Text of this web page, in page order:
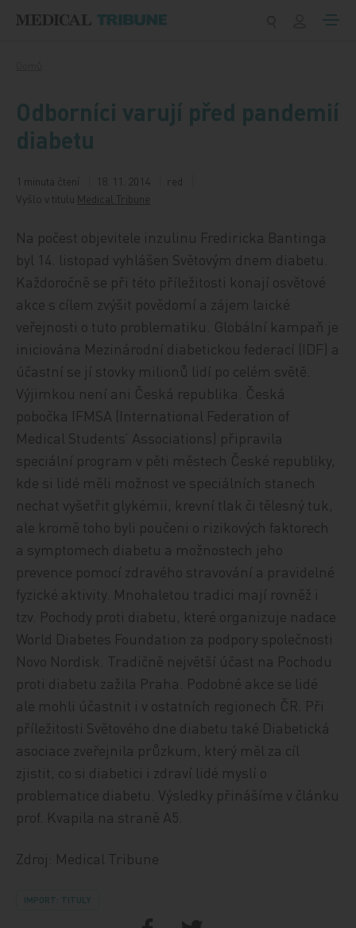
Odborníci varují před pandemií
diabetu
1 minuta čtení 18. 11. 2014
red
Vyšlo v titulu Medical Tribune
Na počest objevitele inzulinu Frediricka Bantinga
byl 14. listopad vyhlášen Světovým dnem diabetu.
Každoročně se při této příležitosti konají osvětové
akce s cílem zvýšit povědomí a zájem laické
veřejnosti o tuto problematiku. Globální kampaň je
iniciována Mezinárodní diabetickou federací (IDF) a
účastní se jí stovky milionů lidí po celém světě.
Výjimkou není ani Česká republika. Česká
pobočka IFMSA (International Federation of
Medical Students’ Associations) připravila
speciální program v pěti městech České republiky,
kde si lidé měli možnost ve speciálních stanech
nechat vyšetřit glykémii, krevní tlak či tělesný tuk,
ale kromě toho byli poučeni o rizikových faktorech
a symptomech diabetu a možnostech jeho
prevence pomocí zdravého stravování a pravidelné
fyzické aktivity. Mnohaletou tradici mají rovněž i
tzv. Pochody proti diabetu, které organizuje nadace
World Diabetes Foundation za podpory společnosti
Novo Nordisk. Tradičně největší účast na Pochodu
proti diabetu zažila Praha. Podobné akce se lidé
ale mohli účastnit i v ostatních regionech ČR. Při
příležitosti Světového dne diabetu také Diabetická
asociace zveřejnila průzkum, který měl za cíl
zjistit, co si diabetici i zdraví lidé myslí o
problematice diabetu. Výsledky přinášíme v článku
prof. Kvapila na straně A5.
Zdroj: Medical Tribune
IMPORT: TITULY